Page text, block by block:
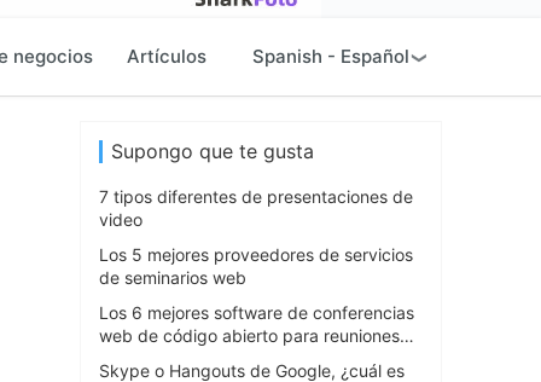
negocios Artículos Spanish - Español
Supongo que te gusta
7 tipos diferentes de presentaciones de
video
Los 5 mejores proveedores de servicios
de seminarios web
Los 6 mejores software de conferencias
web de código abierto para reuniones
Skype o Hangouts de Google, ¿cuál es